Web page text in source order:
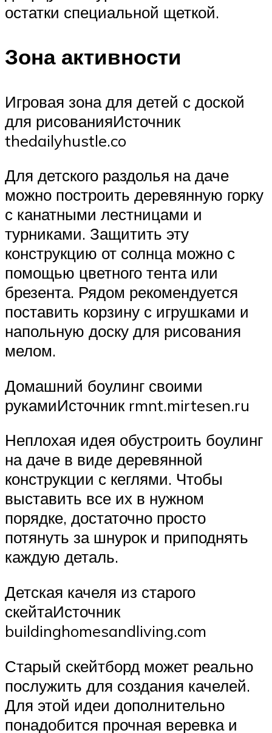
остатки специальной щеткой.
Зона активности
Игровая зона для детей с доской
для рисованияИсточник
thedailyhustle.co
Для детского раздолья на даче
можно построить деревянную горку
с канатными лестницами и
турниками. Защитить эту
конструкцию от солнца можно с
помощью цветного тента или
брезента. Рядом рекомендуется
поставить корзину с игрушками и
напольную доску для рисования
мелом.
Домашний боулинг своими
рукамиИсточник rmnt.mirtesen.ru
Неплохая идея обустроить боулинг
на даче в виде деревянной
конструкции с кеглями. Чтобы
выставить все их в нужном
порядке, достаточно просто
потянуть за шнурок и приподнять
каждую деталь.
Детская качеля из старого
скейтаИсточник
buildinghomesandliving.com
Старый скейтборд может реально
послужить для создания качелей.
Для этой идеи дополнительно
понадобится прочная веревка и